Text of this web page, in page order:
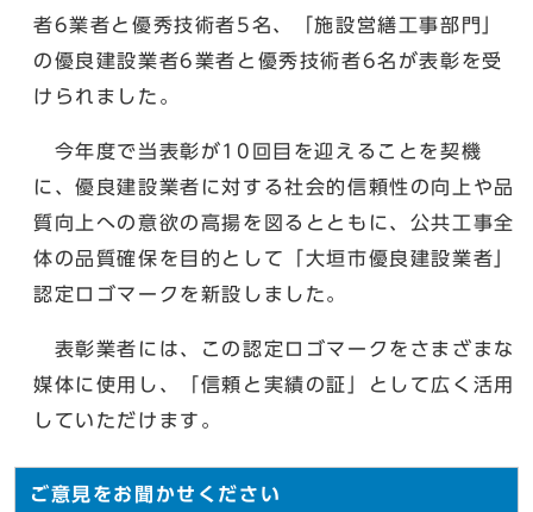
者6業者と優秀技術者5名、「施設営繕工事部門」
の優良建設業者6業者と優秀技術者6名が表彰を受
けられました。
今年度で当表彰が10回目を迎えることを契機
に、優良建設業者に対する社会的信頼性の向上や品
質向上への意欲の高揚を図るとともに、公共工事全
体の品質確保を目的として「大垣市優良建設業者」
認定ロゴマークを新設しました。
表彰業者には、この認定ロゴマークをさまざまな
媒体に使用し、「信頼と実績の証」として広く活用
していただけます。
ご意見をお聞かせください